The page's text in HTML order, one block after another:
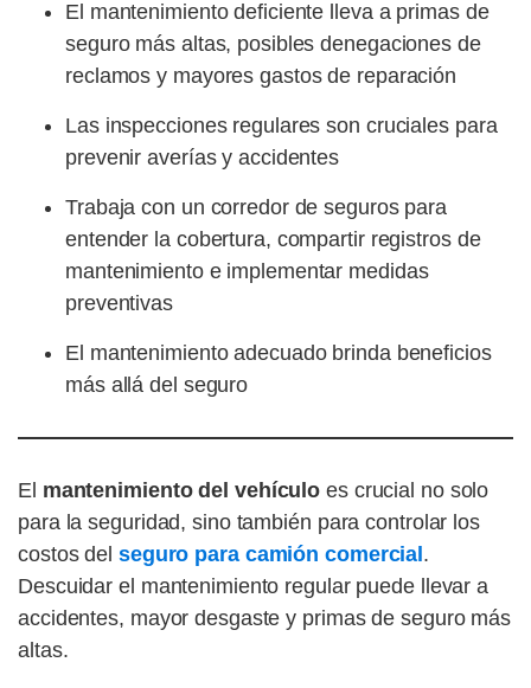
El mantenimiento deficiente lleva a primas de
seguro más altas, posibles denegaciones de
reclamos y mayores gastos de reparación
Las inspecciones regulares son cruciales para
prevenir averías y accidentes
Trabaja con un corredor de seguros para
entender la cobertura, compartir registros de
mantenimiento e implementar medidas
preventivas
El mantenimiento adecuado brinda beneficios
más allá del seguro
El mantenimiento del vehículo es crucial no solo
para la seguridad, sino también para controlar los
costos del seguro para camión comercial .
Descuidar el mantenimiento regular puede llevar a
accidentes, mayor desgaste y primas de seguro más
altas.